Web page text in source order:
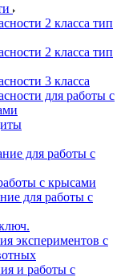
2 класса тип
2 класса тип
3 класса
для работы с
для работы с
с крысами
для работы с
экспериментов с
и работы с